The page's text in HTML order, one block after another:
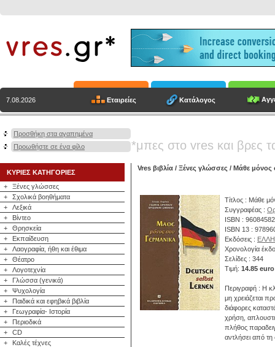
7.08.2026 Εταιρείες Κατάλογος
Προσθήκη στα αγαπημένα
Προωθήστε σε ένα φίλο
*μπες στο vres και βρες
ΚΥΡΙΕΣ ΚΑΤΗΓΟΡΙΕΣ
+
Ξένες γλώσσες
+
Σχολικά βοηθήματα
+
Λεξικά
+
Βίντεο
+
Θρησκεία
+
Εκπαίδευση
+
Λαογραφία, ήθη και έθιμα
+
Θέατρο
+
Λογοτεχνία
+
Γλώσσα (γενικά)
+
Ψυχολογία
+
Παιδικά και εφηβικά βιβλία
+
Γεωγραφία- Ιστορία
+
Περιοδικά
+
CD
+
Καλές τέχνες
Vres βιβλία / Ξένες γλώσσες / Μάθε μόνος
Τίτλος : Μάθε
Συγγραφέας :
ISBN :
ISBN 13 :
Εκδόσεις :
Χρονολογία
Σελίδες : 344
Τιμή: 14.85 euro
Περιγραφή : Η
μη χρειάζεται
διάφορες
χρήση,
πλήθος
αντλήσει από